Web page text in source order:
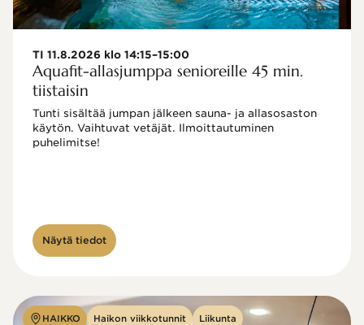
TI 11.8.2026 klo 14:15–15:00
Aquafit-allasjumppa senioreille 45 min.
tiistaisin
Tunti sisältää jumpan jälkeen sauna- ja allasosaston
käytön. Vaihtuvat vetäjät. Ilmoittautuminen
puhelimitse!
Näytä tiedot
HAIKKO Haikon viikkotunnit Liikunta